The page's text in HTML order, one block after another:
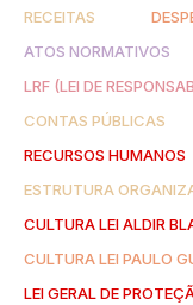
RECEITAS
ATOS NORMATIVOS
LRF (LEI DE
CONTAS PÚBLICAS
RECURSOS HUMANOS
ESTRUTURA
CULTURA LEI ALDIR
CULTURA LEI PAULO
LEI GERAL DE